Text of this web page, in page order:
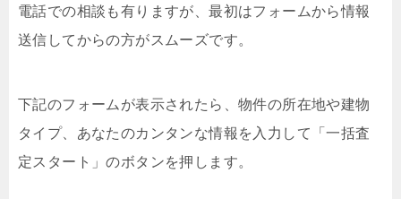
電話での相談も有りますが、最初はフォームから情報
送信してからの方がスムーズです。
下記のフォームが表示されたら、物件の所在地や建物
タイプ、あなたのカンタンな情報を入力して「一括査
定スタート」のボタンを押します。